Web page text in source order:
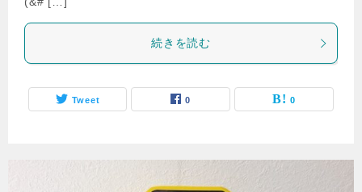
続きを読む
Tweet 0 0